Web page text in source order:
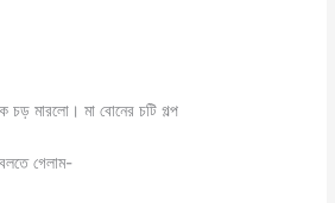
চড় মারলো। মা বোনের চটি গল্প
গেলাম-